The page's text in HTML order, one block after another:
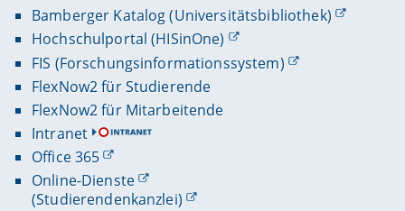
Bamberger Katalog (Universitätsbibliothek)
Hochschulportal (HISinOne)
FIS (Forschungsinformationssystem)
FlexNow2 für Studierende
FlexNow2 für Mitarbeitende
Intranet
Office 365
Online-Dienste
(Studierendenkanzlei)